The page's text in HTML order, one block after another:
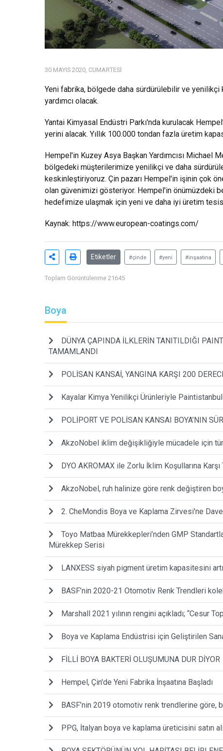
30 MAYIS 2020, CUMARTESI
Yeni fabrika, bölgede daha sürdürülebilir ve
yardımcı olacak.
Yantai Kimyasal Endüstri Parkı'nda kurulacak
yerini alacak. Yıllık 100.000 tondan fazla üretim
Hempel'in Kuzey Asya Başkan Yardımcısı Michael
bölgedeki müşterilerimize yenilikçi ve daha
keskinleştiriyoruz. Çin pazarı Hempel'in işinin çok
olan güvenimizi gösteriyor. Hempel'in önümüzdeki
hedefimize ulaşmak için yeni ve daha iyi üretim
Kaynak: https://www.european-coatings.com/
Etiketler #çinde #yeni #inşaatına
Toplam Görüntülenme 21645
Boya
DÜNYA ÇAPINDA İLKLERİN TANITILDIĞI
TAMAMLANDI
POLİSAN KANSAİ, YANGINA KARŞI 200
Kayalar Kimya Yenilikçi Ürünleriyle Paintistanbul
POLİPORT VE POLİSAN KANSAI BOYA’NIN
AkzoNobel iklim değişikliğiyle mücadele için
DYO AKROMAX ile Zorlu İklim Koşullarına Karşı
AkzoNobel, ruh halinize göre renk değiştiren
2. CheMondis Boya ve Kaplama Zirvesi'ne
Toyo Matbaa Mürekkepleri’nden GMP
Mürekkep Serisi
LANXESS siyah pigment üretim kapasitesini
BASF’nin 2020-21 Otomotiv Renk Trendleri
Marshall 2021 yılının rengini açıkladı; “Cesur
Boya ve Kaplama Endüstrisi için Geliştirilen
​FİLLİ BOYA BAKTERİ OLUŞUMUNA DUR DİYOR
Hempel, Çin'de Yeni Fabrika İnşaatına Başladı
BASF’nin 2019 otomotiv renk trendlerine göre,
PPG, İtalyan boya ve kaplama üreticisini satın